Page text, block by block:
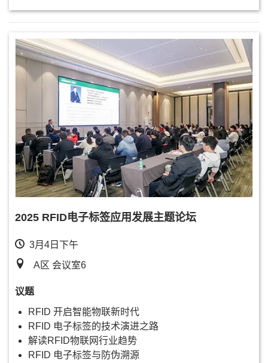
2025 RFID电子标签应用发展主题论坛
3月4日下午
A区 会议室6
议题
RFID 开启智能物联新时代
RFID 电子标签的技术演进之路
解读RFID物联网行业趋势
RFID 电子标签与防伪溯源